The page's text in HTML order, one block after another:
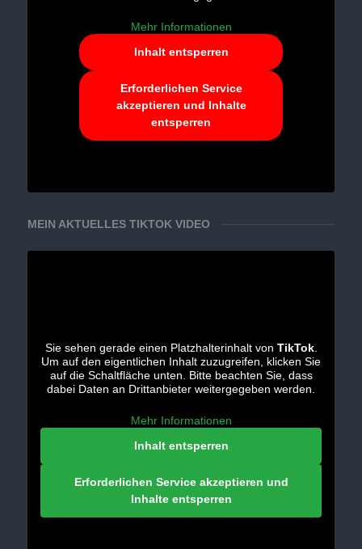
Mehr Informationen
Inhalt entsperren
Erforderlichen Service
akzeptieren und Inhalte
entsperren
MEIN AKTUELLES TIKTOK VIDEO
Sie sehen gerade einen Platzhalterinhalt von TikTok.
Um auf den eigentlichen Inhalt zuzugreifen, klicken Sie
auf die Schaltfläche unten. Bitte beachten Sie, dass
dabei Daten an Drittanbieter weitergegeben werden.
Mehr Informationen
Inhalt entsperren
Erforderlichen Service akzeptieren und
Inhalte entsperren